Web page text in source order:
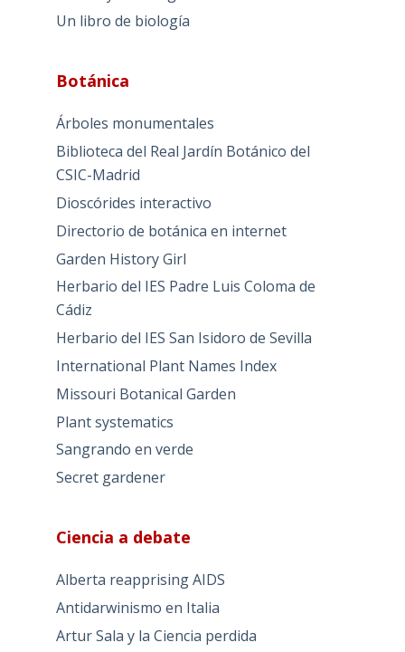
Un libro de biología
Botánica
Árboles monumentales
Biblioteca del Real Jardín Botánico del
CSIC-Madrid
Dioscórides interactivo
Directorio de botánica en internet
Garden History Girl
Herbario del IES Padre Luis Coloma de
Cádiz
Herbario del IES San Isidoro de Sevilla
International Plant Names Index
Missouri Botanical Garden
Plant systematics
Sangrando en verde
Secret gardener
Ciencia a debate
Alberta reapprising AIDS
Antidarwinismo en Italia
Artur Sala y la Ciencia perdida